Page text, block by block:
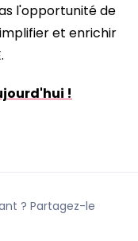
l'opportunité de
et enrichir
!
? Partagez-le